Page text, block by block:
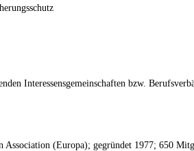
Interessensgemeinschaften bzw.
Association (Europa); gegründet 1977; 650